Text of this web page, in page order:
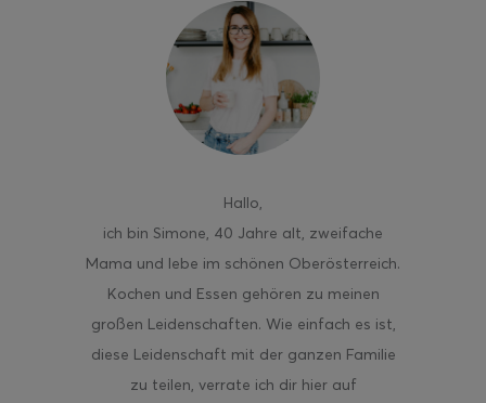
Hallo,
ich bin Simone, 40 Jahre alt, zweifache
Mama und lebe im schönen Oberösterreich.
Kochen und Essen gehören zu meinen
großen Leidenschaften. Wie einfach es ist,
diese Leidenschaft mit der ganzen Familie
zu teilen, verrate ich dir hier auf